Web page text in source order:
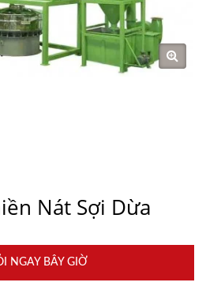
Nát Sợi Dừa
NGAY BÂY GIỜ